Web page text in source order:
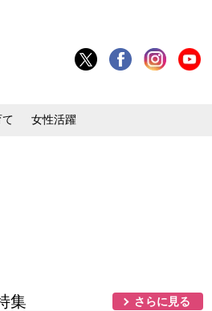
女性活躍
集 さらに見る